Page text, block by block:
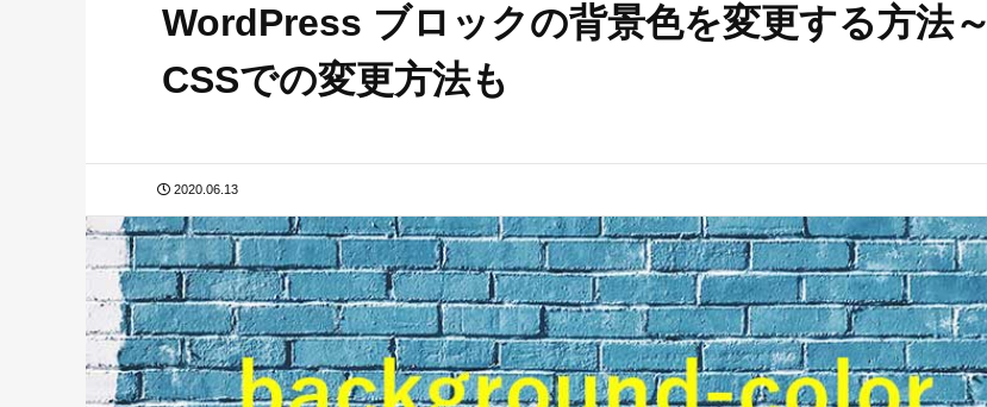
WordPress ブロックの背景色を変更する方法～
CSSでの変更方法も
2020.06.13